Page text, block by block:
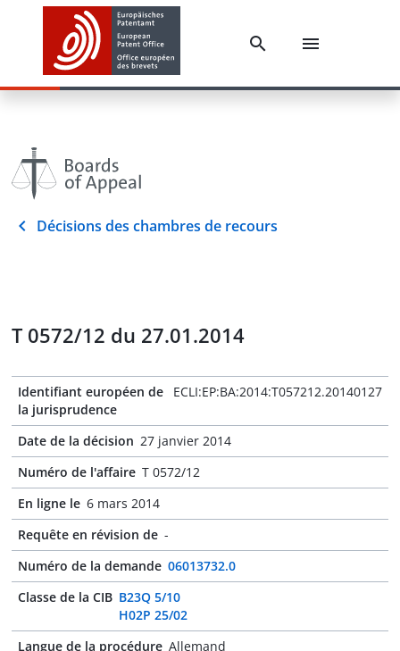
Décisions des chambres de recours
T 0572/12 du 27.01.2014
Identifiant européen de
la jurisprudence
ECLI:EP:BA:2014:T057212.20140127
Date de la décision 27 janvier 2014
Numéro de l'affaire T 0572/12
En ligne le 6 mars 2014
Requête en révision de -
Numéro de la demande 06013732.0
Classe de la CIB B23Q 5/10
H02P 25/02
Langue de la procédure Allemand